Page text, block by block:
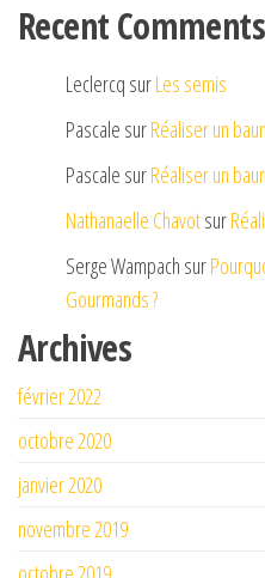
Recent Comments
Leclercq surLes semis
Pascale surRéaliser un
Pascale surRéaliser un
Nathanaelle Chavotsur
Serge Wampach sur
Gourmands ?
Archives
février 2022
octobre 2020
janvier 2020
novembre 2019